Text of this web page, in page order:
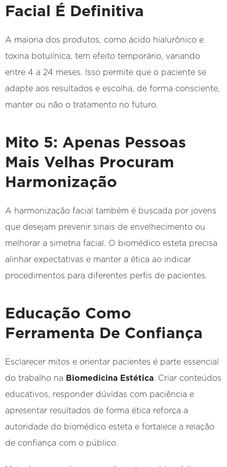
Facial É Definitiva
A maioria dos produtos, como ácido hialurônico e
toxina botulínica, tem efeito temporário, variando
entre 4 a 24 meses. Isso permite que o paciente se
adapte aos resultados e escolha, de forma consciente,
manter ou não o tratamento no futuro.
Mito 5: Apenas Pessoas
Mais Velhas Procuram
Harmonização
A harmonização facial também é buscada por jovens
que desejam prevenir sinais de envelhecimento ou
melhorar a simetria facial. O biomédico esteta precisa
alinhar expectativas e manter a ética ao indicar
procedimentos para diferentes perfis de pacientes.
Educação Como
Ferramenta De Confiança
Esclarecer mitos e orientar pacientes é parte essencial
do trabalho na Biomedicina Estética. Criar conteúdos
educativos, responder dúvidas com paciência e
apresentar resultados de forma ética reforça a
autoridade do biomédico esteta e fortalece a relação
de confiança com o público.